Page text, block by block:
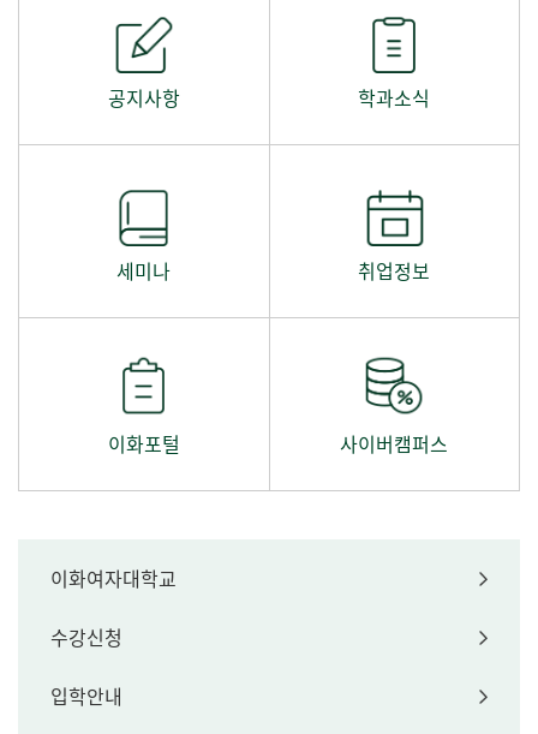
공지사항 학과소식
세미나 취업정보
이화포털 사이버캠퍼스
이화여자대학교
수강신청
입학안내